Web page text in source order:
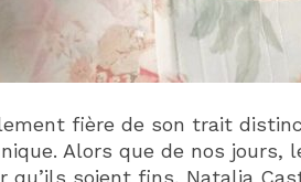
fière de son trait
Alors que de nos
qu’ils soient fins, Natalia